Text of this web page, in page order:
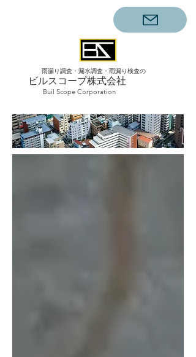
雨漏り調査・漏水調査・雨漏り検査の
ビルスコープ株式会社
Buil Scope Corporation